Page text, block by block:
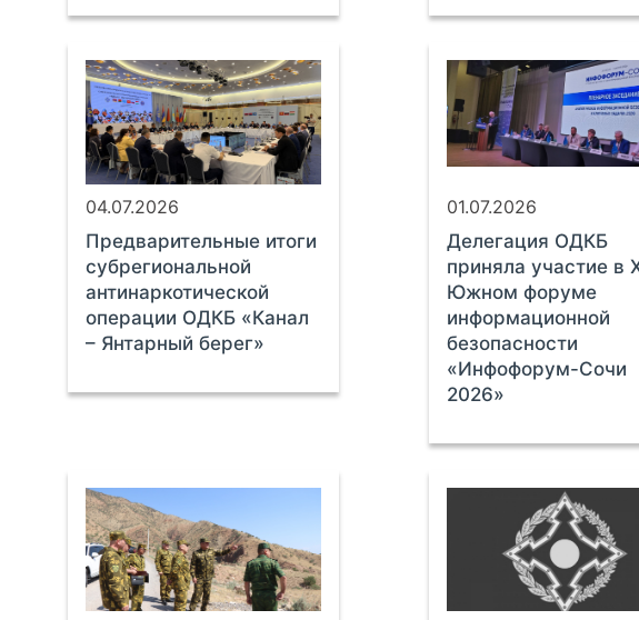
04.07.2026
Предварительные итоги
субрегиональной
антинаркотической
операции ОДКБ «Канал
– Янтарный берег»
01.07.2026
Делегация ОДКБ
приняла участие в
Южном форуме
информационной
безопасности
«Инфофорум-Сочи
2026»